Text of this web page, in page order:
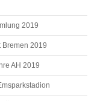
2019
Bremen 2019
AH 2019